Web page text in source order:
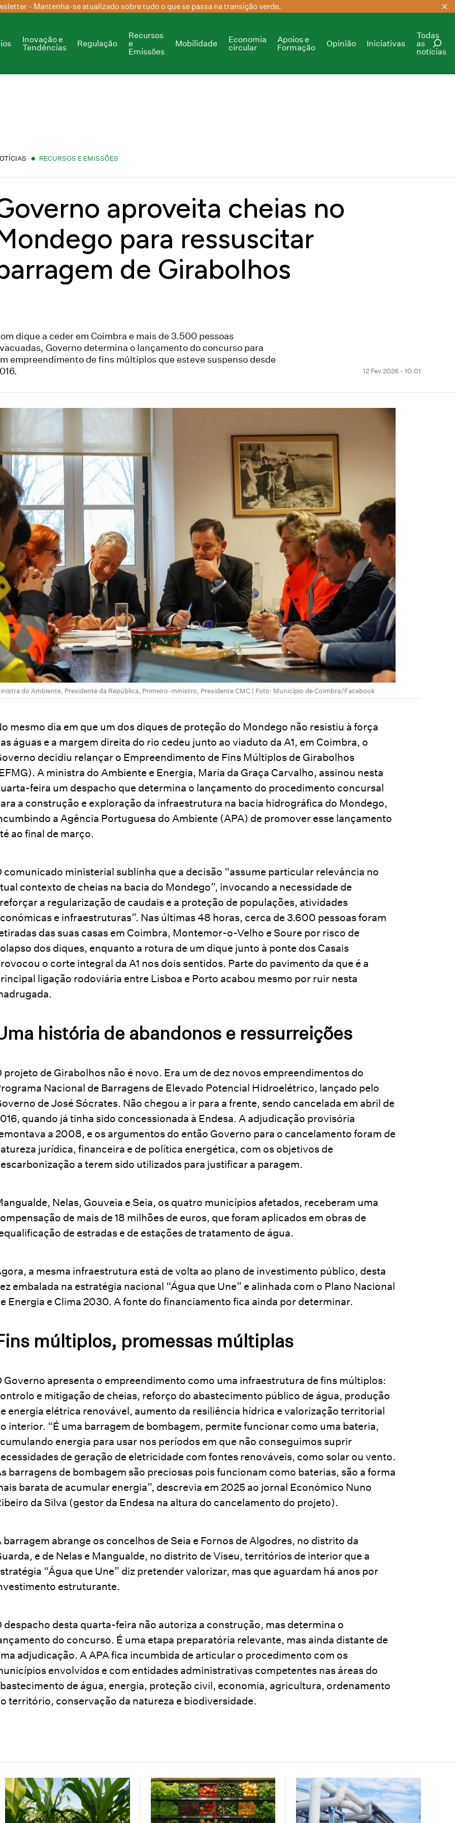
- Mantenha-se atualizado sobre tudo o que se passa na transição verde.
Inovação e
Tendências
Regulação
Recursos
e
Emissões
Mobilidade
Economia
circular
Apoios e
Formação
Opinião Iniciativas
Todas
as
notícias
RECURSOS E EMISSÕES
aproveita cheias no
para ressuscitar
de Girabolhos
dique a ceder em Coimbra e mais de 3.500 pessoas
Governo determina o lançamento do concurso para
empreendimento de fins múltiplos que esteve suspenso desde
12 Fev 2026 - 10:01
do Ambiente, Presidente da República, Primeiro-ministro, Presidente CMC | Foto: Município de Coimbra/Facebook
mesmo dia em que um dos diques de proteção do Mondego não resistiu à força
águas e a margem direita do rio cedeu junto ao viaduto da A1, em Coimbra, o
decidiu relançar o Empreendimento de Fins Múltiplos de Girabolhos
A ministra do Ambiente e Energia, Maria da Graça Carvalho, assinou nesta
feira um despacho que determina o lançamento do procedimento concursal
a construção e exploração da infraestrutura na bacia hidrográfica do Mondego,
a Agência Portuguesa do Ambiente (APA) de promover esse lançamento
ao final de março.
comunicado ministerial sublinha que a decisão “assume particular relevância no
contexto de cheias na bacia do Mondego”, invocando a necessidade de
a regularização de caudais e a proteção de populações, atividades
e infraestruturas”. Nas últimas 48 horas, cerca de 3.600 pessoas foram
das suas casas em Coimbra, Montemor-o-Velho e Soure por risco de
dos diques, enquanto a rotura de um dique junto à ponte dos Casais
o corte integral da A1 nos dois sentidos. Parte do pavimento da que é a
ligação rodoviária entre Lisboa e Porto acabou mesmo por ruir nesta
história de abandonos e ressurreições
projeto de Girabolhos não é novo. Era um de dez novos empreendimentos do
Nacional de Barragens de Elevado Potencial Hidroelétrico, lançado pelo
de José Sócrates. Não chegou a ir para a frente, sendo cancelada em abril de
quando já tinha sido concessionada à Endesa. A adjudicação provisória
a 2008, e os argumentos do então Governo para o cancelamento foram de
jurídica, financeira e de política energética, com os objetivos de
a terem sido utilizados para justificar a paragem.
Nelas, Gouveia e Seia, os quatro municípios afetados, receberam uma
de mais de 18 milhões de euros, que foram aplicados em obras de
de estradas e de estações de tratamento de água.
a mesma infraestrutura está de volta ao plano de investimento público, desta
embalada na estratégia nacional “Água que Une” e alinhada com o Plano Nacional
Energia e Clima 2030. A fonte do financiamento fica ainda por determinar.
múltiplos, promessas múltiplas
Governo apresenta o empreendimento como uma infraestrutura de fins múltiplos:
e mitigação de cheias, reforço do abastecimento público de água, produção
energia elétrica renovável, aumento da resiliência hídrica e valorização territorial
interior. “É uma barragem de bombagem, permite funcionar como uma bateria,
energia para usar nos períodos em que não conseguimos suprir
de geração de eletricidade com fontes renováveis, como solar ou vento.
barragens de bombagem são preciosas pois funcionam como baterias, são a forma
barata de acumular energia”, descrevia em 2025 ao jornal Económico Nuno
da Silva (gestor da Endesa na altura do cancelamento do projeto).
barragem abrange os concelhos de Seia e Fornos de Algodres, no distrito da
e de Nelas e Mangualde, no distrito de Viseu, territórios de interior que a
“Água que Une” diz pretender valorizar, mas que aguardam há anos por
estruturante.
despacho desta quarta-feira não autoriza a construção, mas determina o
do concurso. É uma etapa preparatória relevante, mas ainda distante de
adjudicação. A APA fica incumbida de articular o procedimento com os
envolvidos e com entidades administrativas competentes nas áreas do
de água, energia, proteção civil, economia, agricultura, ordenamento
território, conservação da natureza e biodiversidade.